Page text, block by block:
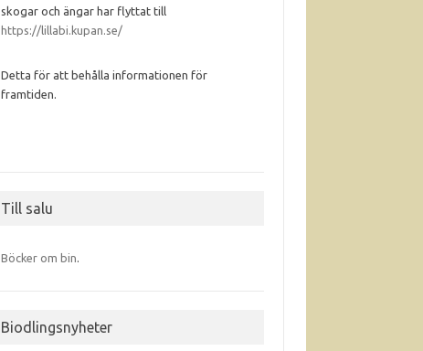
skogar och ängar har flyttat till
https://lillabi.kupan.se/
Detta för att behålla informationen för
framtiden.
Till salu
Böcker om bin.
Biodlingsnyheter